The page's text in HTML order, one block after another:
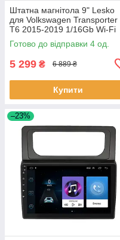
Штатна магнітола 9" Lesko
для Volkswagen Transporter
T6 2015-2019 1/16Gb Wi-Fi
GPS Base Вольксваген 4 шт.
Готово до відправки 4 од.
5 299 ₴ 6 889 ₴
Купити
–23%